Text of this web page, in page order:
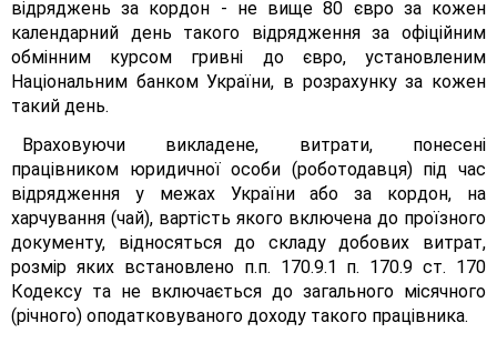
відряджень за кордон - не вище 80 євро за кожен
календарний день такого відрядження за офіційним
обмінним курсом гривні до євро, установленим
Національним банком України, в розрахунку за кожен
такий день.
Враховуючи викладене, витрати, понесені
працівником юридичної особи (роботодавця) під час
відрядження у межах України або за кордон, на
харчування (чай), вартість якого включена до проїзного
документу, відносяться до складу добових витрат,
розмір яких встановлено п.п. 170.9.1 п. 170.9 ст. 170
Кодексу та не включається до загального місячного
(річного) оподатковуваного доходу такого працівника.